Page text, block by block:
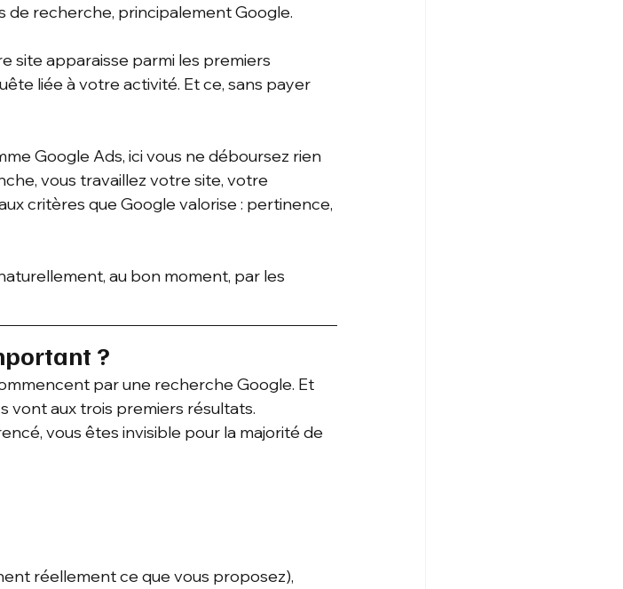
de recherche, principalement Google.
site apparaisse parmi les premiers
liée à votre activité. Et ce, sans payer
Google Ads, ici vous ne déboursez rien
vous travaillez votre site, votre
critères que Google valorise : pertinence,
au bon moment, par les
?
par une recherche Google. Et
vont aux trois premiers résultats.
vous êtes invisible pour la majorité de
réellement ce que vous proposez),